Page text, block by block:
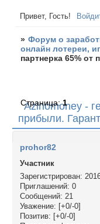
Привет, Гость!
» Форум о
онлайн лотереи,
партнерка 65%
Azinomoney -
прибыли.
Страница:1
prohor82
Участник
Зарегистрирован:
Приглашений: 0
Сообщений: 21
Уважение: [+0/-0]
Позитив: [+0/-0]